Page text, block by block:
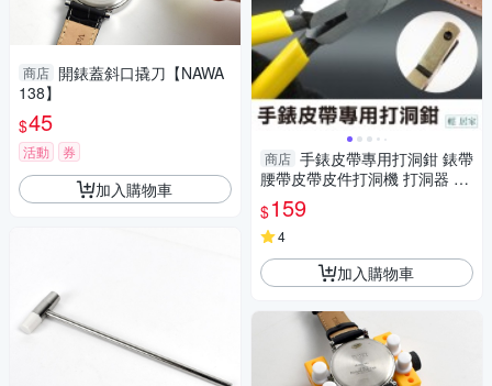
商店 開錶蓋斜口撬刀【NAWA
138】
$45
活動 券
加入購物車
商店 手錶皮帶專用打洞鉗 錶帶
腰帶皮帶皮件打洞機 打洞器 打
洞鉗子 打孔鉗子 雞眼鉗-輕居
家8098
$159
4
加入購物車